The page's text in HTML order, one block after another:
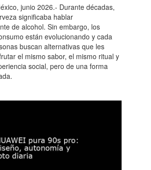
junio 2026.- Durante décadas,
significaba hablar
de alcohol. Sin embargo, los
están evolucionando y cada
buscan alternativas que les
el mismo sabor, el mismo ritual y
social, pero de una forma